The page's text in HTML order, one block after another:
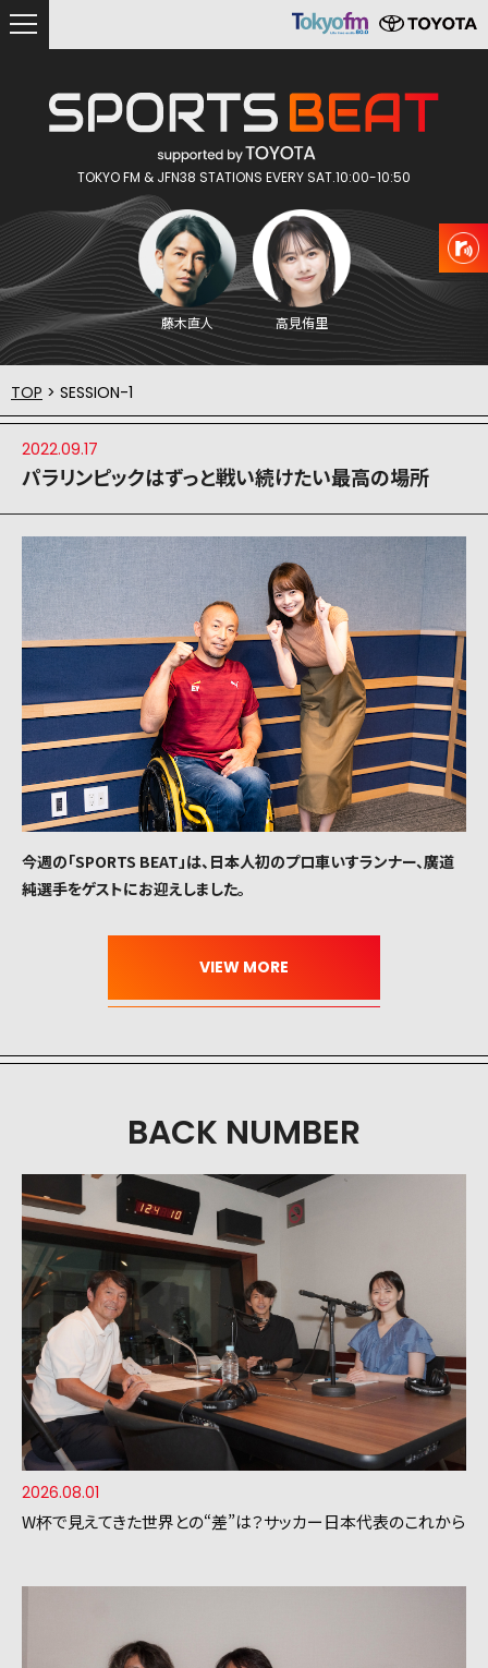
TOKYO FM & JFN38 STATIONS EVERY SAT.10:00-10:50
藤木直人 高見侑里
TOP > SESSION-1
2022.09.17
パラリンピックはずっと戦い続けたい最高の場所
今週の「SPORTS BEAT」は、日本人初のプロ車いすランナー、廣道
純選手をゲストにお迎えしました。
BACK NUMBER
2026.08.01
W杯で見えてきた世界との“差”は？サッカー日本代表のこれから